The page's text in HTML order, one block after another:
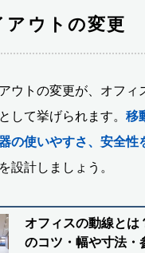
アウトの変更
ウトの変更が、オフィ
して挙げられます。移
の使いやすさ、安全性
設計しましょう。
オフィスの動線とは
のコツ・幅や寸法・